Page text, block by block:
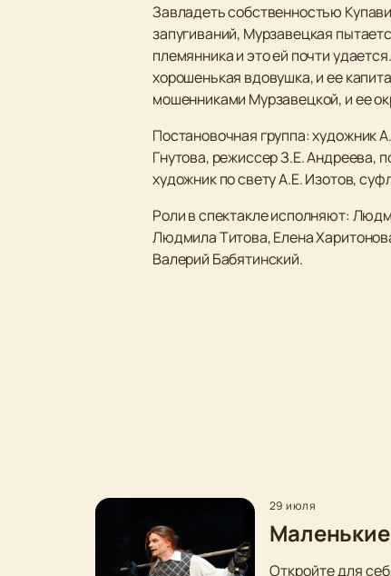
Завладеть собственностью
запугиваний, Мурзавецкая
племянника и это ей почти
хорошенькая вдовушка, и ее
мошенниками Мурзавецкой, и ее
Постановочная группа: художник
Гнутова, режиссер З.Е. Андреева,
художник по свету А.Е. Изотов,
Роли в спектакле исполняют:
Людмила Титова, Елена
Валерий Бабятинский.
29 июля
Откройте для